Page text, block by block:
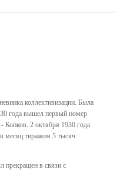
коллективизации. Была
года вышел первый номер
Копков. 2 октября 1930 года
месяц тиражом 5 тысяч
прекращен в связи с